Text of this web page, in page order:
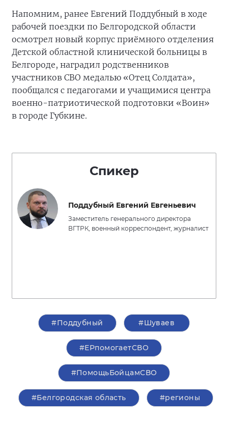
Напомним, ранее Евгений Поддубный в ходе
рабочей поездки по Белгородской области
осмотрел новый корпус приёмного отделения
Детской областной клинической больницы в
Белгороде, наградил родственников
участников СВО медалью «Отец Солдата»,
пообщался с педагогами и учащимися центра
военно-патриотической подготовки «Воин»
в городе Губкине.
Спикер
Поддубный Евгений Евгеньевич
Заместитель генерального директора
ВГТРК, военный корреспондент, журналист
#Поддубный #Шуваев
#ЕРпомогаетСВО
#ПомощьБойцамСВО
#Белгородская область #регионы